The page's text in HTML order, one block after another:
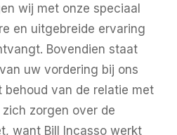
wij met onze speciaal
en uitgebreide ervaring
Bovendien staat
uw vordering bij ons
behoud van de relatie met
zorgen over de
want Bill Incasso werkt